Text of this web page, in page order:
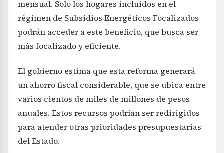
mensual. Solo los hogares incluidos en el
régimen de Subsidios Energéticos Focalizados
podrán acceder a este beneficio, que busca ser
más focalizado y eficiente.
El gobierno estima que esta reforma generará
un ahorro fiscal considerable, que se ubica entre
varios cientos de miles de millones de pesos
anuales. Estos recursos podrían ser redirigidos
para atender otras prioridades presupuestarias
del Estado.